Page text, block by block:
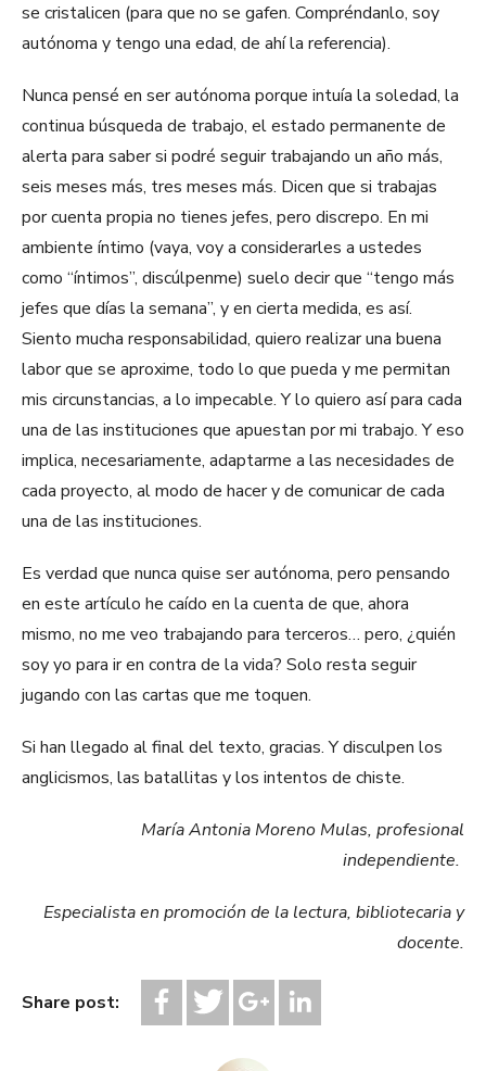
se cristalicen (para que no se gafen. Compréndanlo, soy
autónoma y tengo una edad, de ahí la referencia).
Nunca pensé en ser autónoma porque intuía la soledad, la
continua búsqueda de trabajo, el estado permanente de
alerta para saber si podré seguir trabajando un año más,
seis meses más, tres meses más. Dicen que si trabajas
por cuenta propia no tienes jefes, pero discrepo. En mi
ambiente íntimo (vaya, voy a considerarles a ustedes
como “íntimos”, discúlpenme) suelo decir que “tengo más
jefes que días la semana”, y en cierta medida, es así.
Siento mucha responsabilidad, quiero realizar una buena
labor que se aproxime, todo lo que pueda y me permitan
mis circunstancias, a lo impecable. Y lo quiero así para cada
una de las instituciones que apuestan por mi trabajo. Y eso
implica, necesariamente, adaptarme a las necesidades de
cada proyecto, al modo de hacer y de comunicar de cada
una de las instituciones.
Es verdad que nunca quise ser autónoma, pero pensando
en este artículo he caído en la cuenta de que, ahora
mismo, no me veo trabajando para terceros… pero, ¿quién
soy yo para ir en contra de la vida? Solo resta seguir
jugando con las cartas que me toquen.
Si han llegado al final del texto, gracias. Y disculpen los
anglicismos, las batallitas y los intentos de chiste.
María Antonia Moreno Mulas, profesional
independiente.
Especialista en promoción de la lectura, bibliotecaria y
docente.
Share post: